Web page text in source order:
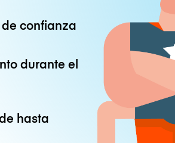
confianza
durante el
hasta